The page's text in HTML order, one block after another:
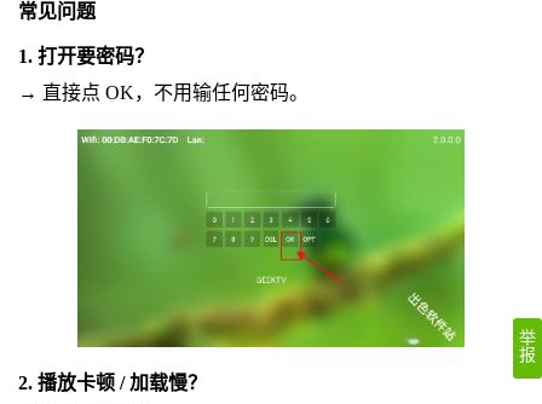
常见问题
1. 打开要密码？
→ 直接点 OK，不用输任何密码。
2. 播放卡顿 / 加载慢？
举
报